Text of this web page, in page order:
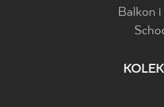
Balkon i